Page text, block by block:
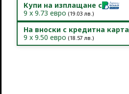
Купи на изплащане с
9 x 9.73 евро (19.03 лв.)
На вноски с кредитна карта
9 x 9.50 евро (18.57 лв.)